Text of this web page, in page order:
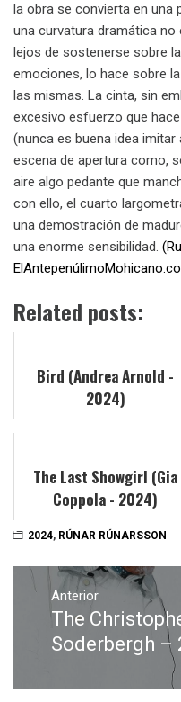
la obra se convierta en una
una curvatura dramática no
lejos de sostenerse sobre
emociones, lo hace sobre
las mismas. La cinta, sin
excesivo esfuerzo que
(nunca es buena idea imitar
escena de apertura como,
aire algo pedante que
con ello, el cuarto
una demostración de
una enorme sensibilidad.
Related posts:
Bird (Andrea Arnold -
2024)
The Last Showgirl (Gia
Coppola - 2024)
2024, RÚNAR RÚNARSSON
Navegación
entradas
Anterior
Entrada
anterior:
The
Soderbergh –